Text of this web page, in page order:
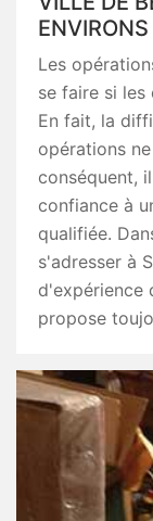
ENVIRONS
Les
se faire si les
En fait, la
opérations
conséquent,
confiance à
qualifiée.
s'adresser à
d'expérience
propose